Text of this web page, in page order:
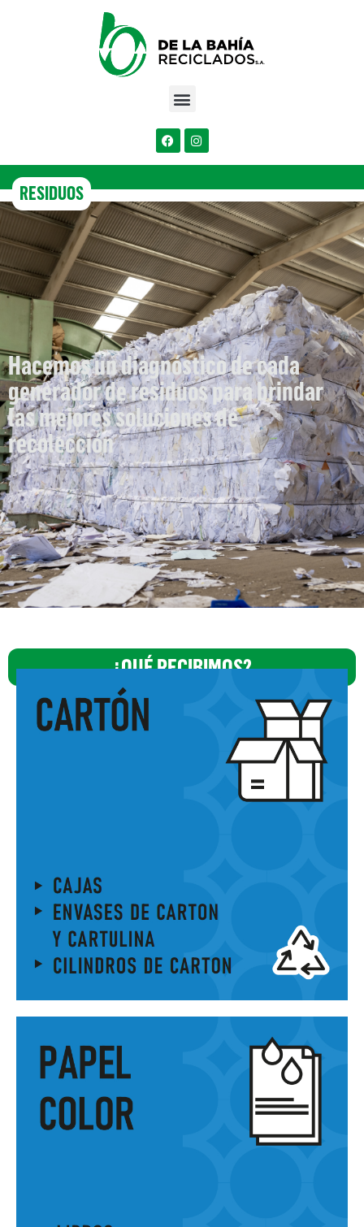
RESIDUOS
Hacemos un diagnóstico de cada
generador de residuos para brindar
las mejores soluciones de
recolección
¿QUÉ RECIBIMOS?